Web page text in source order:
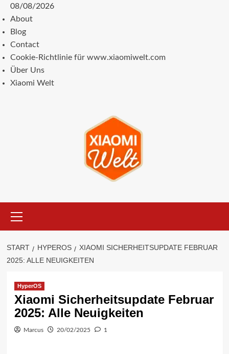
Zum
Inhalt
springen
08/08/2026
About
Blog
Contact
Cookie-Richtlinie für www.xiaomiwelt.com
Über Uns
Xiaomi Welt
Menü
START HYPEROS
XIAOMI SICHERHEITSUPDATE FEBRUAR
2025: ALLE NEUIGKEITEN
HyperOS
Xiaomi Sicherheitsupdate Februar
2025: Alle Neuigkeiten
Marcus 20/02/2025 1